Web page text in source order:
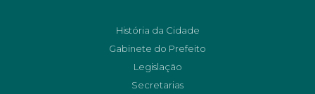
História da Cidade
Gabinete do Prefeito
Legislação
Secretarias